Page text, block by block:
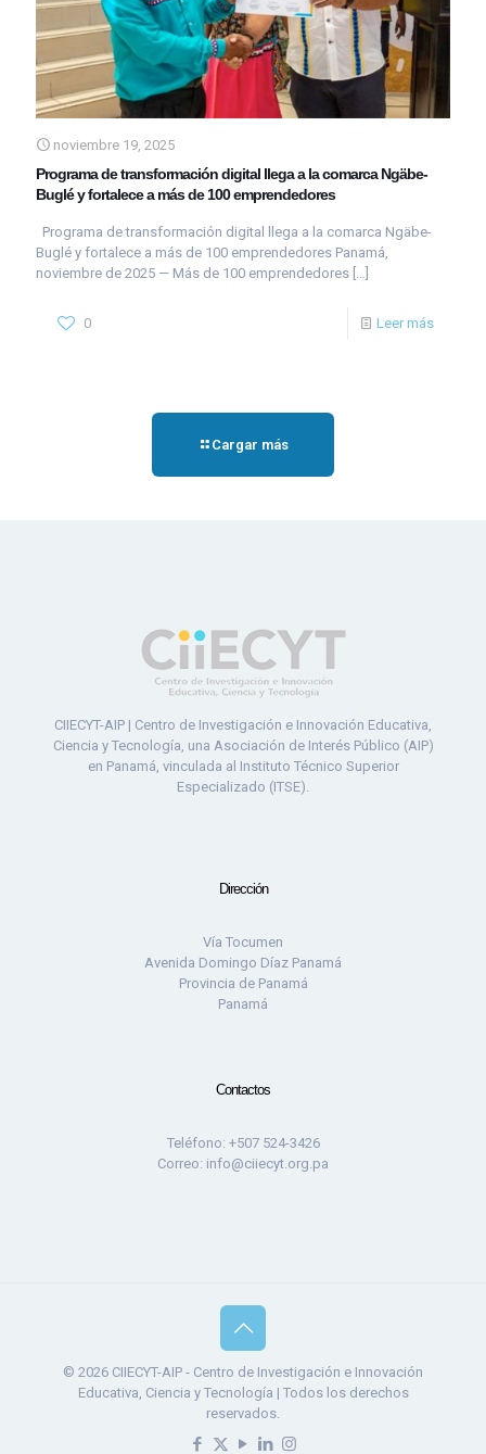
noviembre 19, 2025
Programa de transformación digital llega a la comarca Ngäbe-
Buglé y fortalece a más de 100 emprendedores
Programa de transformación digital llega a la comarca Ngäbe-
Buglé y fortalece a más de 100 emprendedores Panamá,
noviembre de 2025 — Más de 100 emprendedores […]
0 Leer más
Cargar más
CIIECYT-AIP | Centro de Investigación e Innovación Educativa,
Ciencia y Tecnología, una Asociación de Interés Público (AIP)
en Panamá, vinculada al Instituto Técnico Superior
Especializado (ITSE).
Dirección
Vía Tocumen
Avenida Domingo Díaz Panamá
Provincia de Panamá
Panamá
Contactos
Teléfono: +507 524-3426
Correo: info@ciiecyt.org.pa
© 2026 CIIECYT-AIP - Centro de Investigación e Innovación
Educativa, Ciencia y Tecnología | Todos los derechos
reservados.